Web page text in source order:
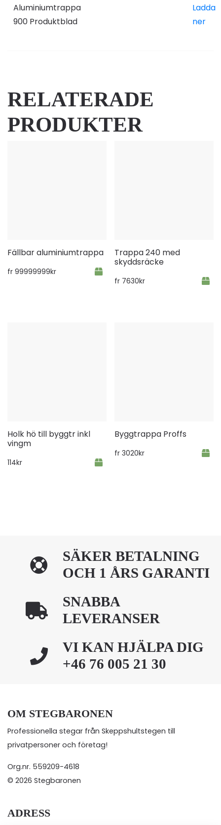
Aluminiumtrappa
900 Produktblad
Ladda
ner
RELATERADE
PRODUKTER
Fällbar aluminiumtrappa
fr 99999999kr
Trappa 240 med
skyddsräcke
fr 7630kr
Holk hö till byggtr inkl
vingm
114kr
Byggtrappa Proffs
fr3020kr
SÄKER BETALNING
OCH 1 ÅRS GARANTI
SNABBA
LEVERANSER
VI KAN HJÄLPA DIG
+46 76 005 21 30
OM STEGBARONEN
Professionella stegar från Skeppshultstegen till
privatpersoner och företag!
Org.nr. 559209-4618
© 2026 Stegbaronen
ADRESS